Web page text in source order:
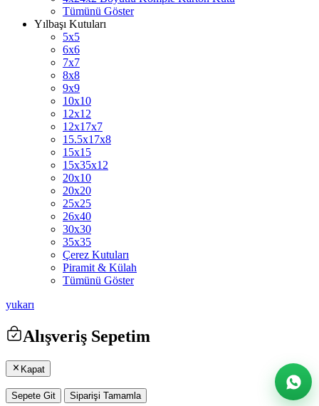
Tümünü Göster
Yılbaşı Kutuları
5x5
6x6
7x7
8x8
9x9
10x10
12x12
12x17x7
15.5x17x8
15x15
15x35x12
20x10
20x20
25x25
26x40
30x30
35x35
Çerez Kutuları
Piramit & Külah
Tümünü Göster
yukarı
Alışveriş Sepetim
Kapat
Sepete Git Siparişi Tamamla